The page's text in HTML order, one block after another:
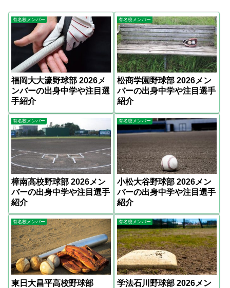
有名校メンバー
福岡大大濠野球部 2026メ
ンバーの出身中学や注目選
手紹介
有名校メンバー
松商学園野球部 2026メン
バーの出身中学や注目選手
紹介
有名校メンバー
樟南高校野球部 2026メン
バーの出身中学や注目選手
紹介
有名校メンバー
小松大谷野球部 2026メン
バーの出身中学や注目選手
紹介
有名校メンバー
東日大昌平高校野球部
有名校メンバー
学法石川野球部 2026メン